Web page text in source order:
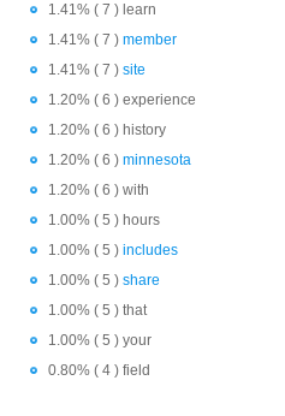
1.41% ( 7 ) learn
1.41% ( 7 ) member
1.41% ( 7 ) site
1.20% ( 6 ) experience
1.20% ( 6 ) history
1.20% ( 6 ) minnesota
1.20% ( 6 ) with
1.00% ( 5 ) hours
1.00% ( 5 ) includes
1.00% ( 5 ) share
1.00% ( 5 ) that
1.00% ( 5 ) your
0.80% ( 4 ) field